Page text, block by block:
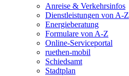
Anreise & Verkehrsinfos
Dienstleistungen von A-Z
Energieberatung
Formulare von A-Z
Online-Serviceportal
ruethen-mobil
Schiedsamt
Stadtplan